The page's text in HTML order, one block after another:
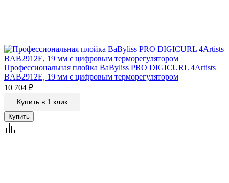
Профессиональная плойка BaByliss PRO DIGICURL 4Artists
BAB2912E, 19 мм с цифровым терморегулятором
10 704 ₽
Купить в 1 клик